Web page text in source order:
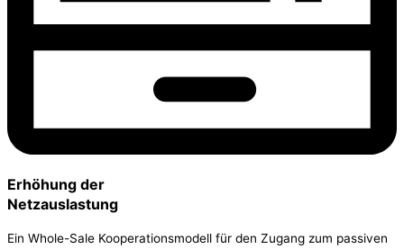
Erhöhung der
Netzauslastung
Ein Whole-Sale Kooperationsmodell für den Zugang zum passiven